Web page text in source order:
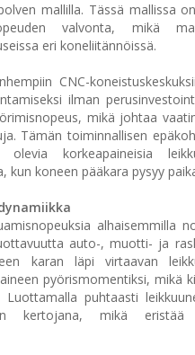
mallilla. Tässä mallissa
valvonta, mikä
eri koneliitännöissä.
CNC-
ilman
mikä johtaa
Tämän toiminnallisen
korkeapaineisia
koneen pääkara pysyy
alhaisemmilla
auto-, muotti- ja
karan läpi virtaavan
pyörismomentiksi, mikä
puhtaasti
kertojana, mikä